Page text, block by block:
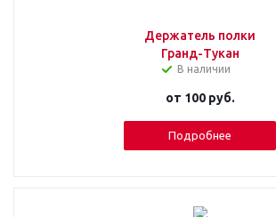
Держатель полки
Гранд-Тукан
В наличии
от 100 руб.
Подробнее